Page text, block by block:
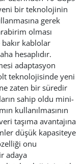
bir teknolojinin
gerek
olması
kablolar
hesaplıdır.
adaptasyon
teknolojisinde yeni
zaten bir süredir
sahip oldu mini-
kullanılmasının
taşıma avantajına
düşük kapasiteye
onu
adaya